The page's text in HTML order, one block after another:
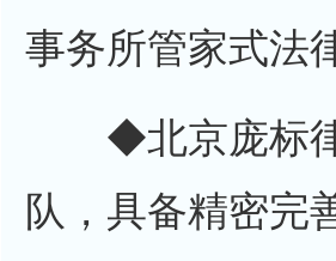
事务所管家式法
◆北京庞标律
队，具备精密完